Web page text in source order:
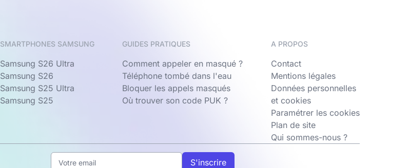
SMARTPHONES SAMSUNG
Samsung S26 Ultra
Samsung S26
Samsung S25 Ultra
Samsung S25
GUIDES PRATIQUES
Comment appeler en masqué ?
Téléphone tombé dans l'eau
Bloquer les appels masqués
Où trouver son code PUK ?
A PROPOS
Contact
Mentions légales
Données personnelles
et cookies
Paramétrer les cookies
Plan de site
Qui sommes-nous ?
S'inscrire